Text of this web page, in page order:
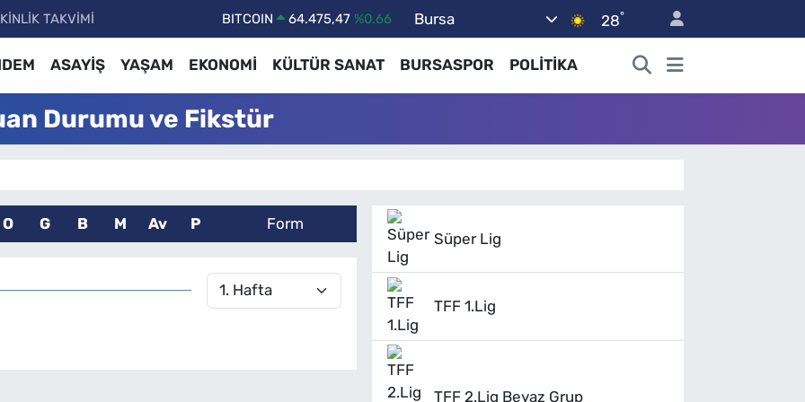
TAKVİMİ
DOLAR
47,5986 %0.06
EURO
55,0700 %0.1
STERLİN
64,2438 %0.21
GRAM ALTIN
Bursa 28°
ASAYİŞ YAŞAM EKONOMİ KÜLTÜR SANAT BURSASPOR POLİTİKA
Durumu ve Fikstür
O G B M Av P Form
Süper Lig
TFF 1.Lig
TFF 2.Lig Beyaz Grup